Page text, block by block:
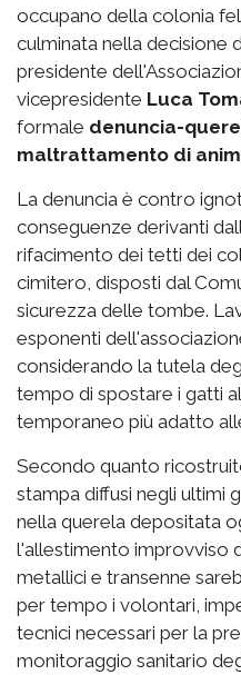
occupano della colonia
culminata nella decisione
presidente
vicepresidente Luca
formale denuncia-
maltrattamento di
La denuncia è contro
conseguenze derivanti
rifacimento dei tetti dei
cimitero, disposti dal
sicurezza delle tombe.
esponenti
considerando la tutela
tempo di spostare i gatti
temporaneo più adatto
Secondo quanto
stampa diffusi negli ultimi
nella querela depositata
l'allestimento improvviso
metallici e transenne
per tempo i volontari,
tecnici necessari per la
monitoraggio sanitario